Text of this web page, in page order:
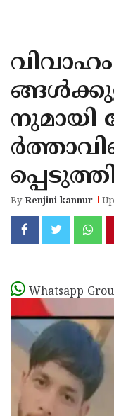
KANNUR
KASARAGOD
നുമായി
ByRenjini kannur
Whatsapp